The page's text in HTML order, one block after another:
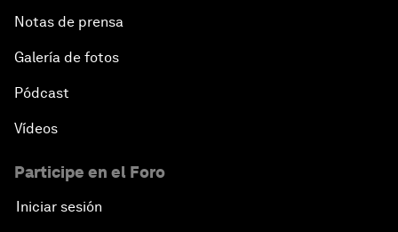
Notas de prensa
Galería de fotos
Pódcast
Vídeos
Participe en el Foro
Iniciar sesión